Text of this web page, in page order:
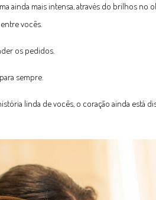
ainda mais intensa, através do brilhos
vocês.
os pedidos.
sempre.
linda de vocês, o coração ainda está